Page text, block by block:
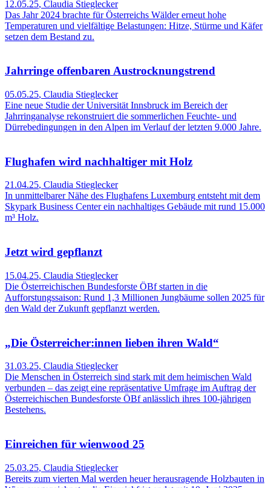
12.05.25, Claudia Stieglecker
Das Jahr 2024 brachte für Österreichs Wälder erneut hohe
Temperaturen und vielfältige Belastungen: Hitze, Stürme und Käfer
setzen dem Bestand zu.
Jahrringe offenbaren Austrocknungstrend
05.05.25, Claudia Stieglecker
Eine neue Studie der Universität Innsbruck im Bereich der
Jahrringanalyse rekonstruiert die sommerlichen Feuchte- und
Dürrebedingungen in den Alpen im Verlauf der letzten 9.000 Jahre.
Flughafen wird nachhaltiger mit Holz
21.04.25, Claudia Stieglecker
In unmittelbarer Nähe des Flughafens Luxemburg entsteht mit dem
Skypark Business Center ein nachhaltiges Gebäude mit rund 15.000
m³ Holz.
Jetzt wird gepflanzt
15.04.25, Claudia Stieglecker
Die Österreichischen Bundesforste ÖBf starten in die
Aufforstungssaison: Rund 1,3 Millionen Jungbäume sollen 2025 für
den Wald der Zukunft gepflanzt werden.
„Die Österreicher:innen lieben ihren Wald“
31.03.25, Claudia Stieglecker
Die Menschen in Österreich sind stark mit dem heimischen Wald
verbunden – das zeigt eine repräsentative Umfrage im Auftrag der
Österreichischen Bundesforste ÖBf anlässlich ihres 100-jährigen
Bestehens.
Einreichen für wienwood 25
25.03.25, Claudia Stieglecker
Bereits zum vierten Mal werden heuer herausragende Holzbauten in